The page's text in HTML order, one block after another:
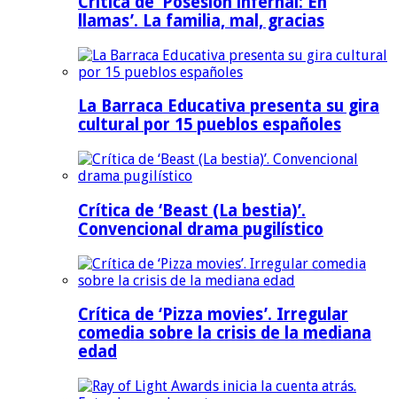
llamas’. La familia, mal, gracias
La Barraca Educativa presenta su gira
cultural por 15 pueblos españoles
Crítica de ‘Beast (La bestia)’.
Convencional drama pugilístico
Crítica de ‘Pizza movies’. Irregular
comedia sobre la crisis de la mediana
edad